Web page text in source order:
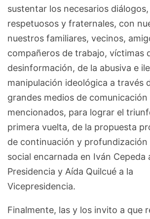
sustentar los necesarios diálogos,
respetuosos y fraternales, con
nuestros familiares, vecinos,
compañeros de trabajo, víctimas
desinformación, de la abusiva e
manipulación ideológica a través
grandes medios de comunicación
mencionados, para lograr el
primera vuelta, de la propuesta
de continuación y profundización
social encarnada en Iván Cepeda
Presidencia y Aída Quilcué a la
Vicepresidencia.
Finalmente, las y los invito a que